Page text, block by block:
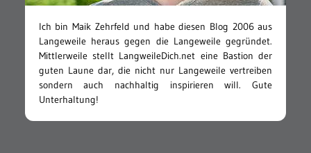
Ich bin Maik Zehrfeld und habe diesen Blog 2006 aus
Langeweile heraus gegen die Langeweile gegründet.
Mittlerweile stellt LangweileDich.net eine Bastion der
guten Laune dar, die nicht nur Langeweile vertreiben
sondern auch nachhaltig inspirieren will. Gute
Unterhaltung!